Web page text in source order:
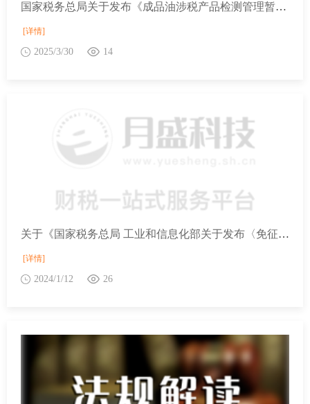
国家税务总局关于发布《成品油涉税产品检测管理暂行办法》的公告
[详情]
2025/3/30 14
关于《国家税务总局 工业和信息化部关于发布〈免征车辆购置税的设有固定装置的非运输专用作业车辆目录〉（第十二批）的公告》的解读
[详情]
2024/1/12 26